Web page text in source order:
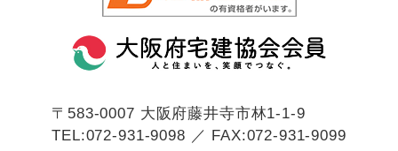
〒583-0007 大阪府藤井寺市林1-1-9
TEL:072-931-9098 ／ FAX:072-931-9099